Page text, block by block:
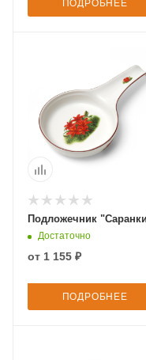
ПОДРОБНЕЕ
Подложечник
Достаточно
от 1 155 ₽
ПОДРОБНЕЕ